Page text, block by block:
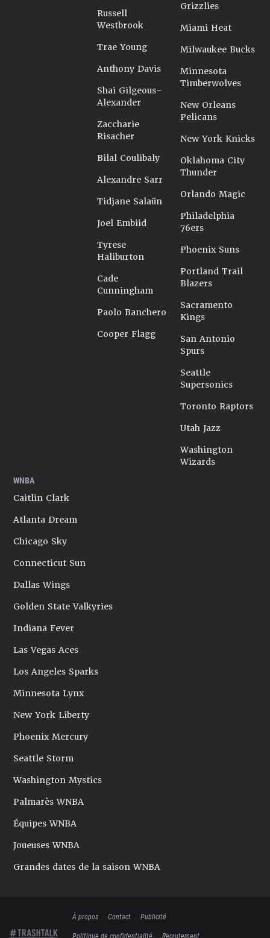
Russell
Westbrook
Trae Young
Anthony Davis
Shai Gilgeous-
Alexander
Zaccharie
Risacher
Bilal Coulibaly
Alexandre Sarr
Tidjane Salaün
Joel Embiid
Tyrese
Haliburton
Cade
Cunningham
Paolo Banchero
Cooper Flagg
Grizzlies
Miami Heat
Milwaukee Bucks
Minnesota
Timberwolves
New Orleans
Pelicans
New York Knicks
Oklahoma City
Thunder
Orlando Magic
Philadelphia
76ers
Phoenix Suns
Portland Trail
Blazers
Sacramento
Kings
San Antonio
Spurs
Seattle
Supersonics
Toronto Raptors
Utah Jazz
Washington
Wizards
WNBA
Caitlin Clark
Atlanta Dream
Chicago Sky
Connecticut Sun
Dallas Wings
Golden State Valkyries
Indiana Fever
Las Vegas Aces
Los Angeles Sparks
Minnesota Lynx
New York Liberty
Phoenix Mercury
Seattle Storm
Washington Mystics
Palmarès WNBA
Équipes WNBA
Joueuses WNBA
Grandes dates de la saison WNBA
À propos Contact
Publicité
Politique de confidentialité
Recrutement